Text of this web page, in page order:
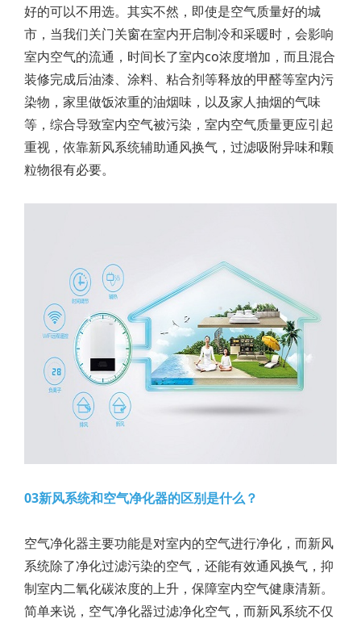
好的可以不用选。其实不然，即使是空气质量好的城
市，当我们关门关窗在室内开启制冷和采暖时，会影响
室内空气的流通，时间长了室内co浓度增加，而且混合
装修完成后油漆、涂料、粘合剂等释放的甲醛等室内污
染物，家里做饭浓重的油烟味，以及家人抽烟的气味
等，综合导致室内空气被污染，室内空气质量更应引起
重视，依靠新风系统辅助通风换气，过滤吸附异味和颗
粒物很有必要。
03新风系统和空气净化器的区别是什么？
空气净化器主要功能是对室内的空气进行净化，而新风
系统除了净化过滤污染的空气，还能有效通风换气，抑
制室内二氧化碳浓度的上升，保障室内空气健康清新。
简单来说，空气净化器过滤净化空气，而新风系统不仅